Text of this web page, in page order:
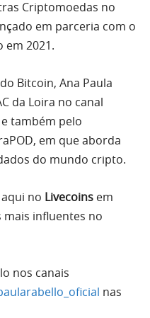
Criptomoedas no
em parceria com o
em 2021.
Bitcoin, Ana Paula
da Loira no canal
também pelo
em que aborda
do mundo cripto.
no Livecoins em
mais influentes no
nos canais
nas